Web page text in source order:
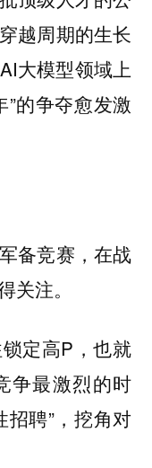
越周期的生长
大模型领域上
”的争夺愈发激
备竞赛，在战
关注。
定高P，也就
争最激烈的时
招聘”，挖角对